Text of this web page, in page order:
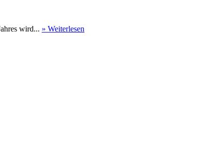
wird... » Weiterlesen